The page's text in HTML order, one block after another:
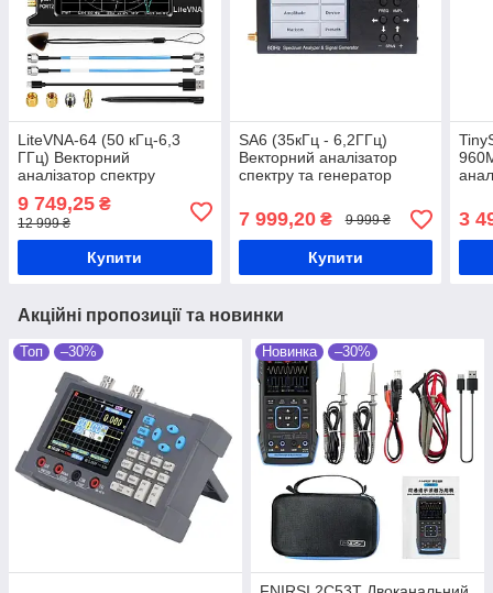
LiteVNA-64 (50 кГц-6,3
ГГц) Векторний
аналізатор спектру
9 749,25 ₴
12 999 ₴
Купити
SA6 (35кГц - 6,2ГГц)
Векторний аналізатор
спектру та генератор
7 999,20₴ 9 999 ₴
Купити
3
Акційні пропозиції та новинки
Топ –30% Новинка –30%